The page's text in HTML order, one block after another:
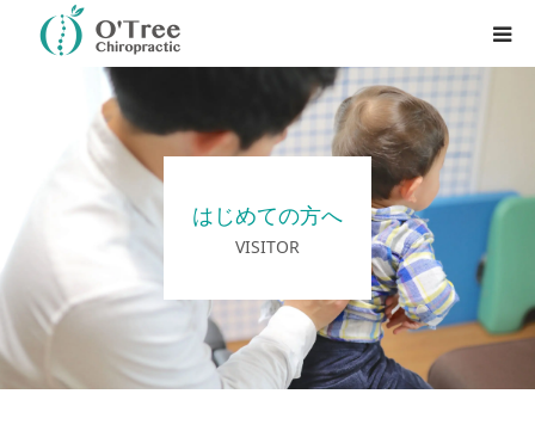
はじめての方へ
VISITOR
はじめての方へ
料金・サービス内容
ブログ
English